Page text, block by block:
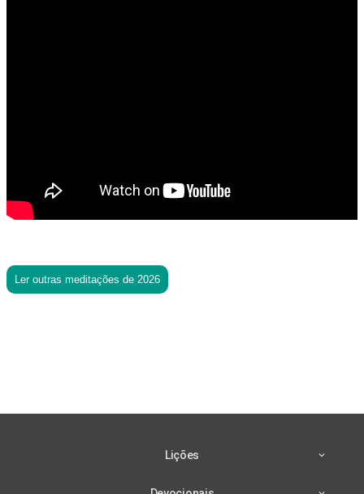
Ler outras meditações de 2026
Lições